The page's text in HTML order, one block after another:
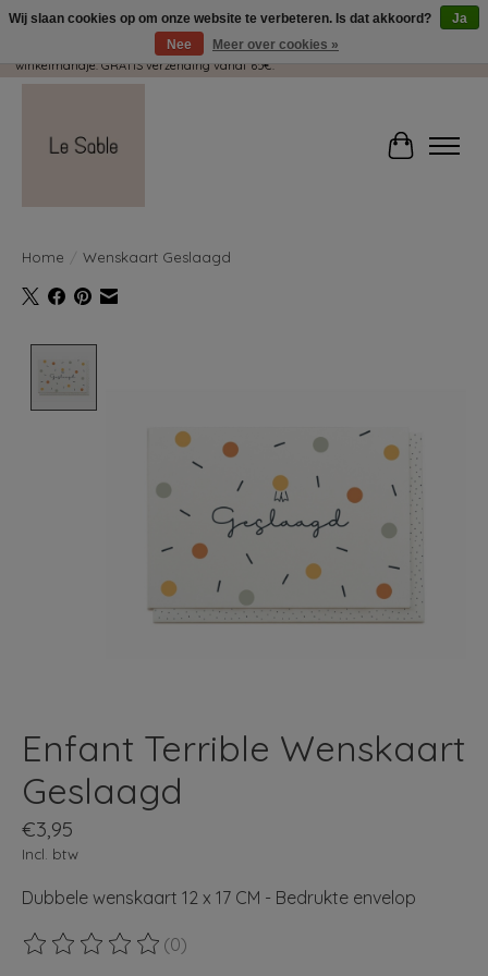
Wij pakken met plezier jouw kadootjes GRATIS in! Duid dit zeker aan in je
winkelmandje. GRATIS verzending vanaf 65€.
Home Wenskaart Geslaagd
Enfant Terrible Wenskaart
Geslaagd
€3,95
Incl. btw
Dubbele wenskaart 12 x 17 CM - Bedrukte envelop
De beoordeling van dit product is
(0)
Wij slaan cookies op om onze website te verbeteren. Is dat akkoord?
Ja
Nee
Meer over cookies »